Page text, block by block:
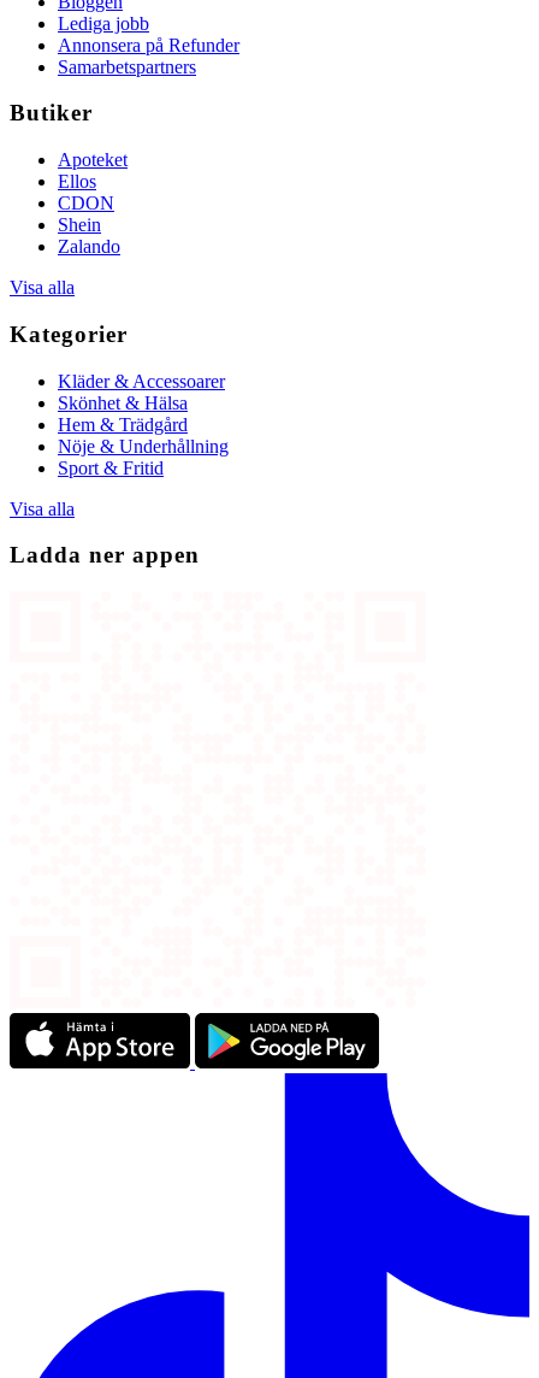
Lediga jobb
Annonsera på Refunder
Samarbetspartners
Butiker
Apoteket
Ellos
CDON
Shein
Zalando
Visa alla
Kategorier
Kläder & Accessoarer
Skönhet & Hälsa
Hem & Trädgård
Nöje & Underhållning
Sport & Fritid
Visa alla
Ladda ner appen